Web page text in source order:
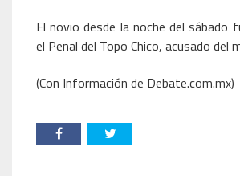
El novio desde la noche del sábado
el Penal del Topo Chico, acusado del
(Con Información de Debate.com.mx)